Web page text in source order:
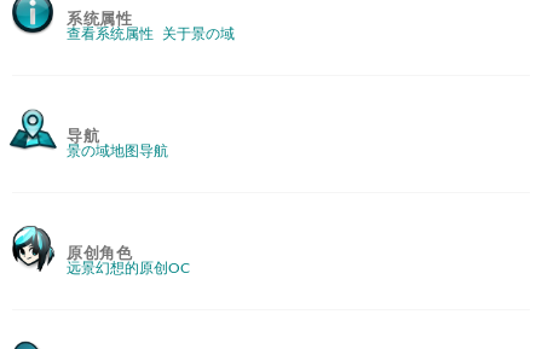
系统属性
查看系统属性 关于景の域
导航
景の域地图导航
原创角色
远景幻想的原创OC